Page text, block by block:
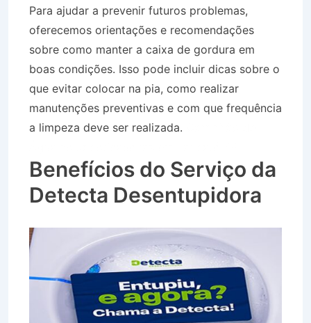
Para ajudar a prevenir futuros problemas,
oferecemos orientações e recomendações
sobre como manter a caixa de gordura em
boas condições. Isso pode incluir dicas sobre o
que evitar colocar na pia, como realizar
manutenções preventivas e com que frequência
a limpeza deve ser realizada.
Benefícios do Serviço da
Detecta Desentupidora